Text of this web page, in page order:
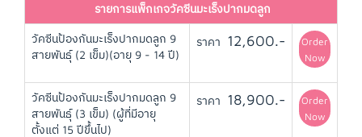
รายการแพ็กเกจวัคซีนมะเร็งปากมดลูก
วัคซีนป้องกันมะเร็งปากมดลูก 9
สายพันธุ์ (2 เข็ม)(อายุ 9 - 14 ปี)
ราคา 12,600.-
Order
Now
วัคซีนป้องกันมะเร็งปากมดลูก 9
สายพันธุ์ (3 เข็ม) (ผู้ที่มีอายุ
ตั้งแต่ 15 ปีขึ้นไป)
ราคา 18,900.-
Order
Now